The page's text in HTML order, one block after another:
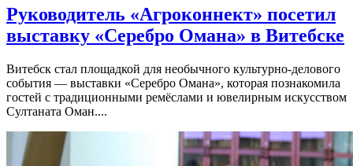
Руководитель «Агроконнект» посетил
выставку «Серебро Омана» в Витебске
Витебск стал площадкой для необычного культурно-делового
события — выставки «Серебро Омана», которая познакомила
гостей с традиционными ремёслами и ювелирным искусством
Султаната Оман....